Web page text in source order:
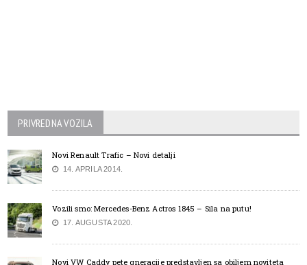
PRIVREDNA VOZILA
Novi Renault Trafic – Novi detalji
14. APRILA 2014.
Vozili smo: Mercedes-Benz Actros 1845 – Sila na putu!
17. AUGUSTA 2020.
Novi VW Caddy pete gneracije predstavljen sa obiljem noviteta